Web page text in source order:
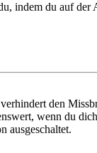
indem du auf der
den
wenn du
ausgeschaltet.